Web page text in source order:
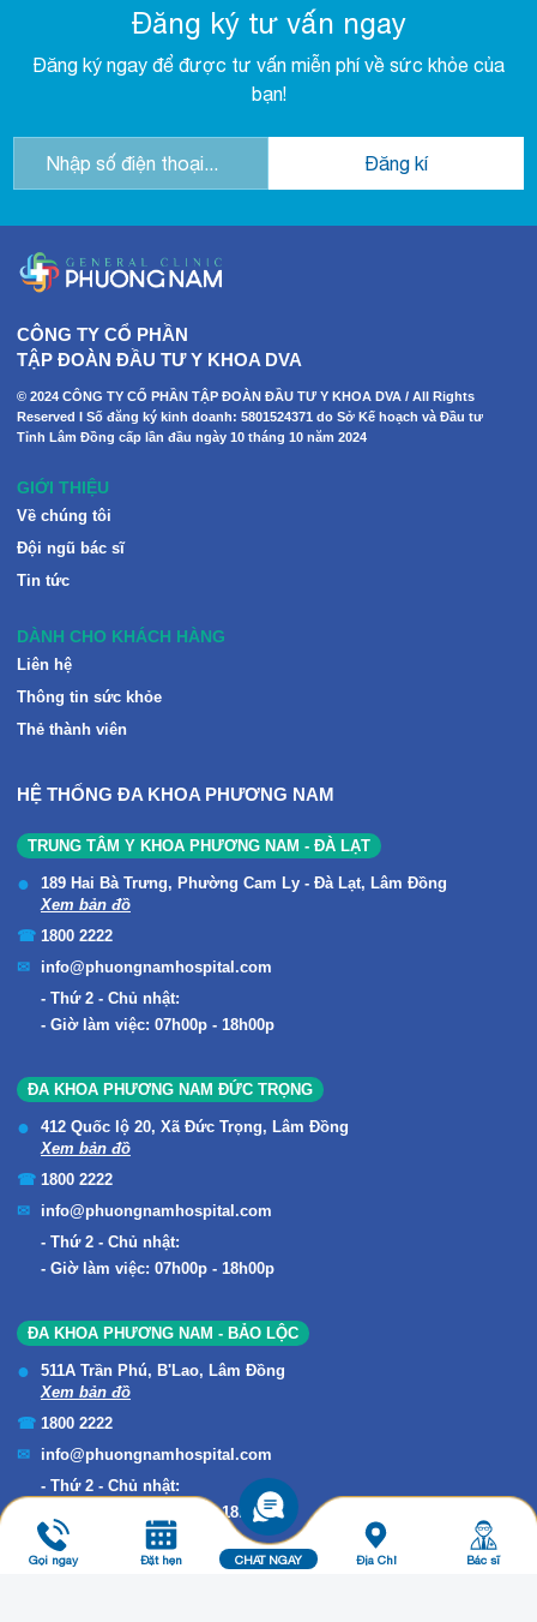
Đăng ký tư vấn ngay
Đăng ký ngay để được tư vấn miễn phí về sức khỏe của
bạn!
CÔNG TY CỔ PHẦN
TẬP ĐOÀN ĐẦU TƯ Y KHOA DVA
© 2024 CÔNG TY CỔ PHẦN TẬP ĐOÀN ĐẦU TƯ Y KHOA DVA / All Rights
Reserved I Số đăng ký kinh doanh: 5801524371 do Sở Kế hoạch và Đầu tư
Tỉnh Lâm Đồng cấp lần đầu ngày 10 tháng 10 năm 2024
GIỚI THIỆU
Về chúng tôi
Đội ngũ bác sĩ
Tin tức
DÀNH CHO KHÁCH HÀNG
Liên hệ
Thông tin sức khỏe
Thẻ thành viên
HỆ THỐNG ĐA KHOA PHƯƠNG NAM
TRUNG TÂM Y KHOA PHƯƠNG NAM - ĐÀ LẠT
189 Hai Bà Trưng, Phường Cam Ly - Đà Lạt, Lâm Đồng
Xem bản đồ
1800 2222
info@phuongnamhospital.com
Thứ 2 - Chủ nhật:
Giờ làm việc: 07h00p - 18h00p
ĐA KHOA PHƯƠNG NAM ĐỨC TRỌNG
412 Quốc lộ 20, Xã Đức Trọng, Lâm Đồng
Xem bản đồ
1800 2222
info@phuongnamhospital.com
Thứ 2 - Chủ nhật:
Giờ làm việc: 07h00p - 18h00p
ĐA KHOA PHƯƠNG NAM - BẢO LỘC
511A Trần Phú, B'Lao, Lâm Đồng
Xem bản đồ
1800 2222
info@phuongnamhospital.com
Thứ 2 - Chủ nhật:
Giờ làm việc: 07h00p - 18h00p
Gọi ngay Đặt hẹn CHAT NGAY Địa Chỉ Bác sĩ